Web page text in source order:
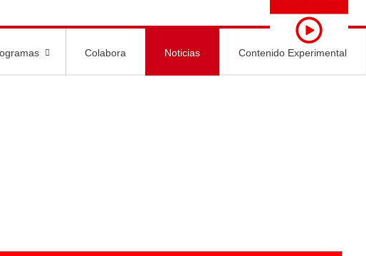
Colabora Noticias Contenido Experimental